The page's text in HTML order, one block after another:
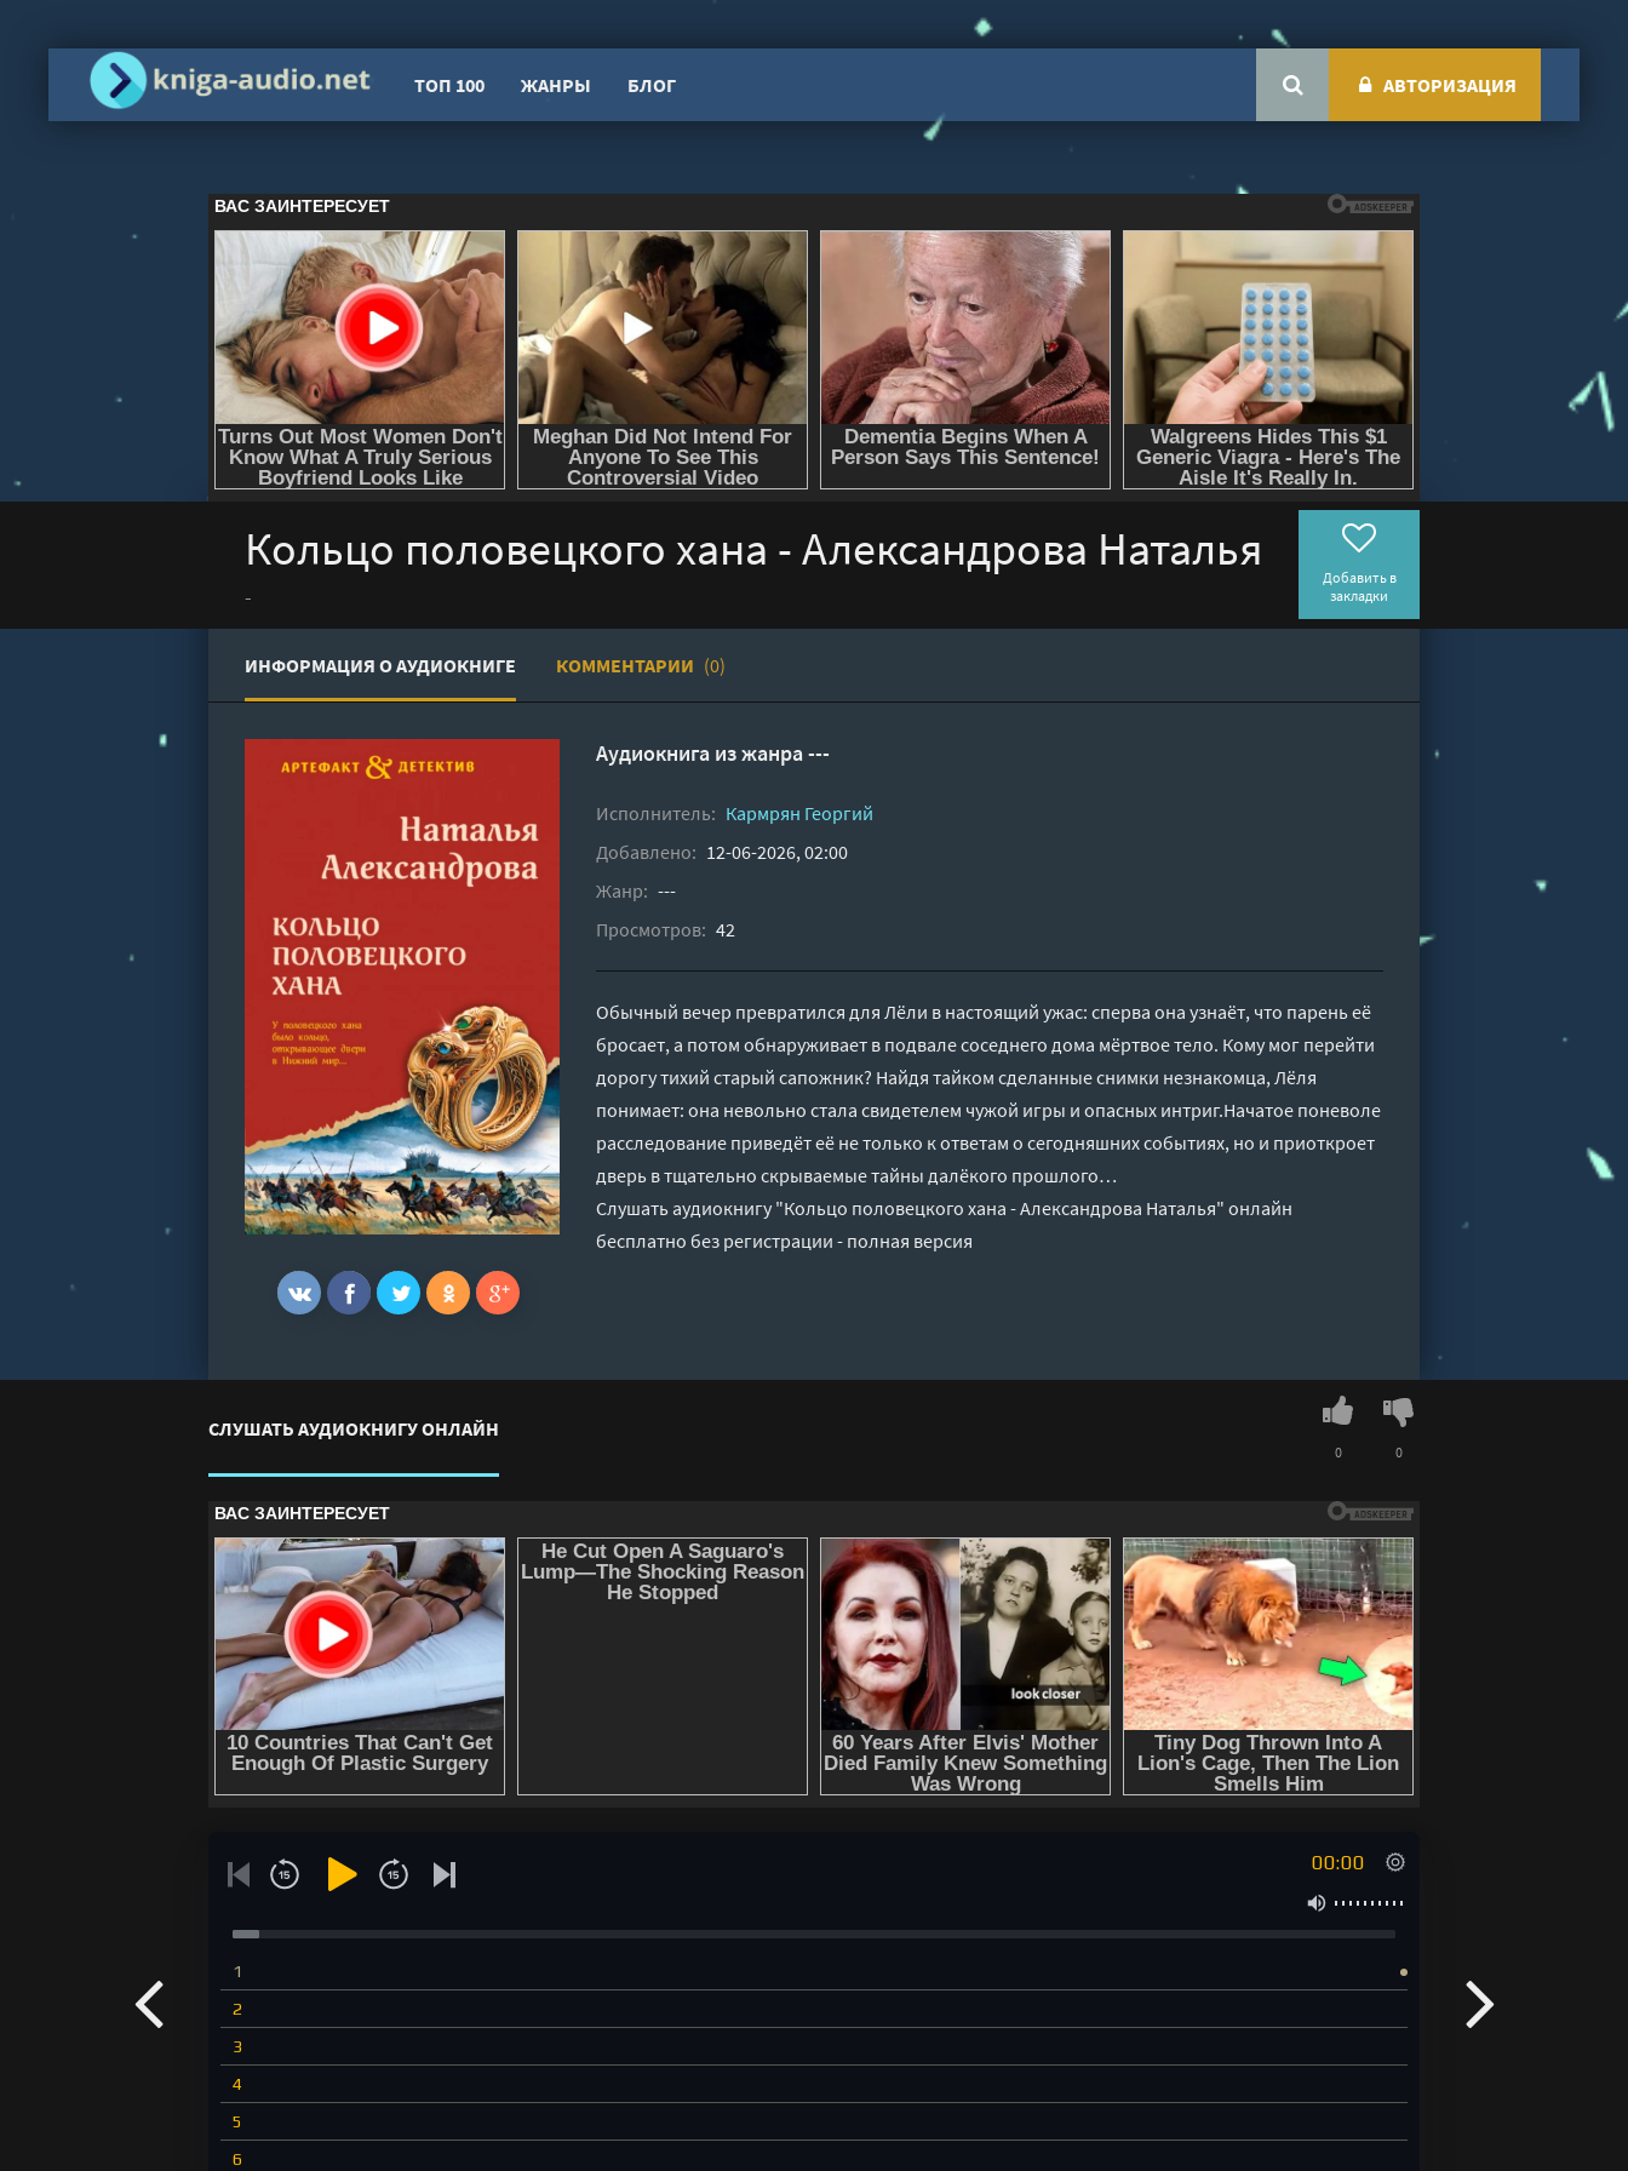
ТОП 100 ЖАНРЫ БЛОГ АВТОРИЗАЦИЯ
Кольцо половецкого хана - Александрова Наталья
-
Добавить в
закладки
ИНФОРМАЦИЯ О АУДИОКНИГЕ КОММЕНТАРИИ (0)
Аудиокнига из жанра ---
Исполнитель: Кармрян Георгий
Добавлено: 12-06-2026, 02:00
Жанр: ---
Просмотров: 42
Обычный вечер превратился для Лёли в настоящий ужас: сперва она узнаёт, что парень её
бросает, а потом обнаруживает в подвале соседнего дома мёртвое тело. Кому мог перейти
дорогу тихий старый сапожник? Найдя тайком сделанные снимки незнакомца, Лёля
понимает: она невольно стала свидетелем чужой игры и опасных интриг.Начатое поневоле
расследование приведёт её не только к ответам о сегодняшних событиях, но и приоткроет
дверь в тщательно скрываемые тайны далёкого прошлого…
Слушать аудиокнигу "Кольцо половецкого хана - Александрова Наталья" онлайн
бесплатно без регистрации - полная версия
СЛУШАТЬ АУДИОКНИГУ ОНЛАЙН
0 0
00:00
1
2
3
4
5
6